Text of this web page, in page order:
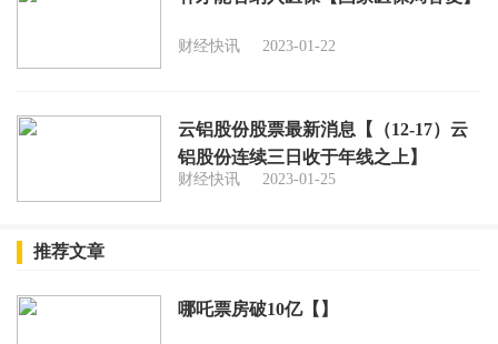
财经快讯 2023-01-22
云铝股份股票最新消息【（12-17）云
铝股份连续三日收于年线之上】
财经快讯 2023-01-25
推荐文章
哪吒票房破10亿【】